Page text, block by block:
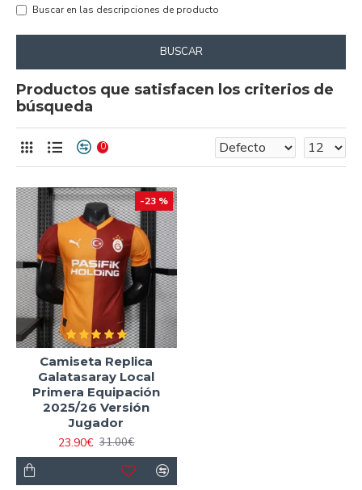
Buscar en las descripciones de producto
BUSCAR
Productos que satisfacen los criterios de
búsqueda
0
-23 %
Camiseta Replica
Galatasaray Local
Primera Equipación
2025/26 Versión
Jugador
23.90€ 31.00€